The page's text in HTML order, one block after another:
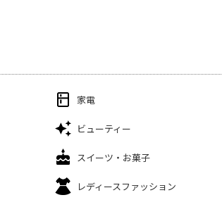
家電
ビューティー
スイーツ・お菓子
レディースファッション